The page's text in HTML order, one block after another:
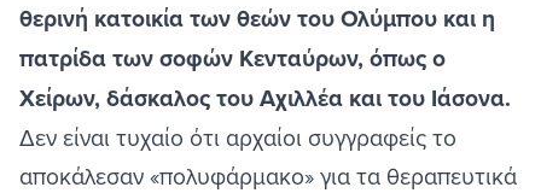
θερινή κατοικία των θεών του Ολύμπου και η
πατρίδα των σοφών Κενταύρων, όπως ο
Χείρων, δάσκαλος του Αχιλλέα και του Ιάσονα.
Δεν είναι τυχαίο ότι αρχαίοι συγγραφείς το
αποκάλεσαν «πολυφάρμακο» για τα θεραπευτικά